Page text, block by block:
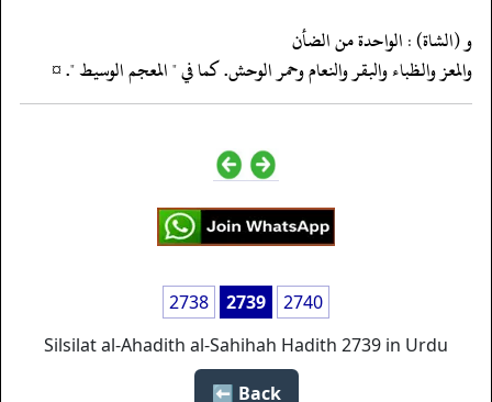
‏‏‏‏و (الشاة) : الواحدة من الضأن
‏‏‏‏والمعز والظباء والبقر والنعام وحمر الوحش. كما في " المعجم الوسيط ". ¤
2738 2739
2740
Silsilat al-Ahadith al-Sahihah Hadith 2739 in Urdu
Back ⬅️